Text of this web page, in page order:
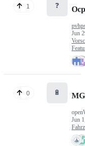
1 ❓
Jun
0 🔋
Jun